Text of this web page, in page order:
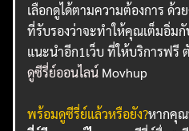
เลือกดูได้ตามความต้องการ ด้
ที่รับรองว่าจะทำให้คุณเต็มอิ่ม
แนะนำอีก1เว็บ ที่ให้บริการฟรี
ดูซีรี่ย์ออนไลน์ Movhup
พร้อมดูซีรี่ย์แล้วหรือยัง?หากคุ